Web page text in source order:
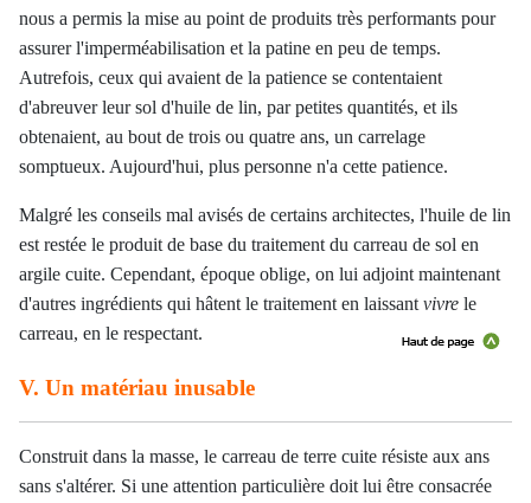
nous a permis la mise au point de produits très performants pour
assurer l'imperméabilisation et la patine en peu de temps.
Autrefois, ceux qui avaient de la patience se contentaient
d'abreuver leur sol d'huile de lin, par petites quantités, et ils
obtenaient, au bout de trois ou quatre ans, un carrelage
somptueux. Aujourd'hui, plus personne n'a cette patience.
Malgré les conseils mal avisés de certains architectes, l'huile de lin
est restée le produit de base du traitement du carreau de sol en
argile cuite. Cependant, époque oblige, on lui adjoint maintenant
d'autres ingrédients qui hâtent le traitement en laissant vivre le
carreau, en le respectant.
V. Un matériau inusable
Construit dans la masse, le carreau de terre cuite résiste aux ans
sans s'altérer. Si une attention particulière doit lui être consacrée